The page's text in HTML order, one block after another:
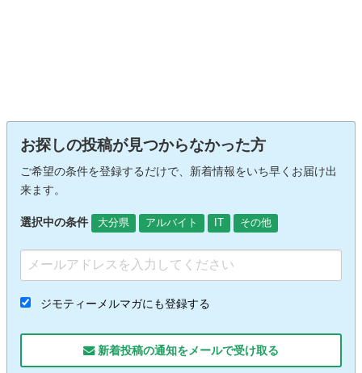
お探しの投稿が見つからなかった方
ご希望の条件を登録するだけで、新着情報をいち早くお届け出
来ます。
選択中の条件 大分県 アルバイト IT その他
ジモティーメルマガにも登録する
新着投稿の通知をメールで受け取る